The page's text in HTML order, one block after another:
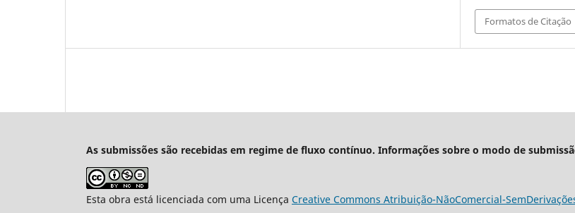
Formatos de Citação
As submissões são recebidas em regime de fluxo contínuo. Informações sobre o modo de
Esta obra está licenciada com uma Licença Creative Commons Atribuição-NãoComercial-